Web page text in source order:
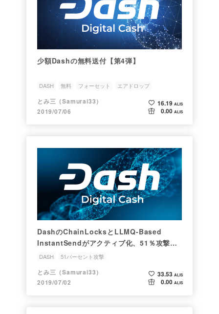
少額Dashの無料送付【第4弾】
DASH 無料 フォーセット エアドロップ
とみ三（Samurai33）
2019/07/06
16.19 ALIS
0.00 ALIS
DashのChainLocksとLLMQ-Based
InstantSendがアクティブ化、51％攻撃へ
の極めて高い耐性と完全な決済完了性を獲得
DASH 51パーセント攻撃
とみ三（Samurai33）
2019/07/02
33.53 ALIS
0.00 ALIS